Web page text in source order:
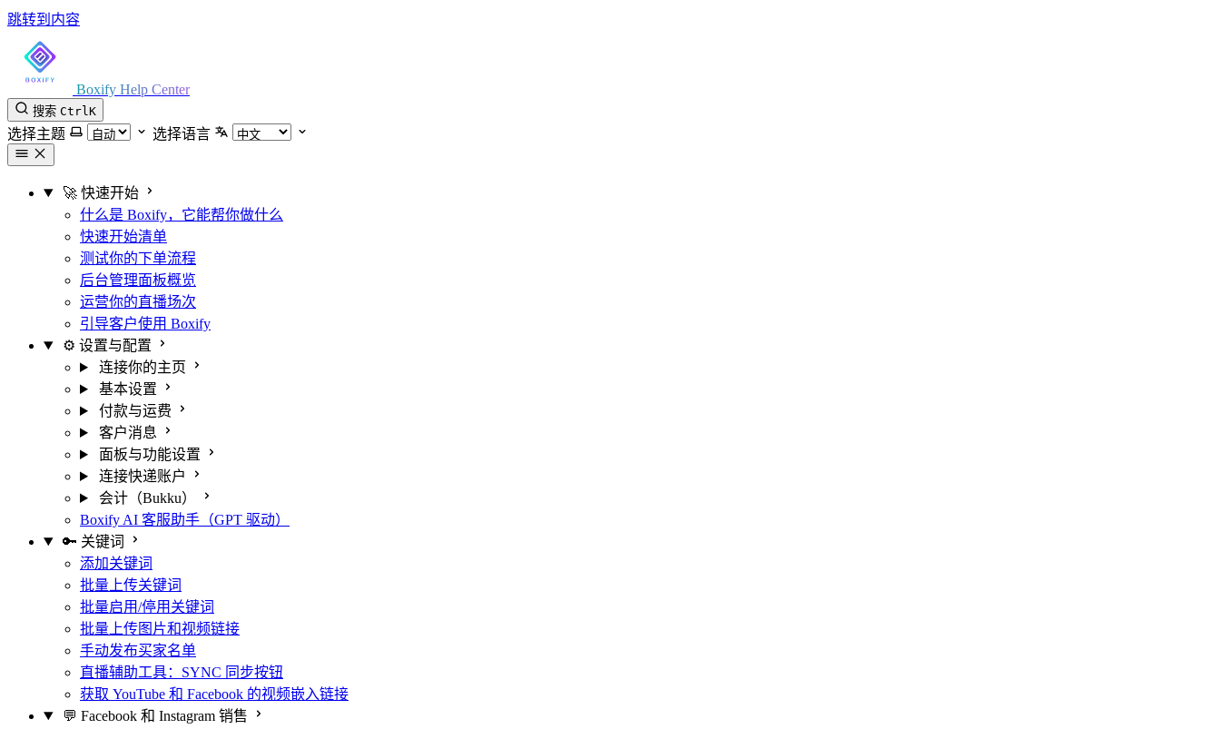
跳转到内容
Boxify Help Center
搜索 CtrlK
选择主题 选择语言
🚀 快速开始
什么是 Boxify，它能帮你做什么
快速开始清单
测试你的下单流程
后台管理面板概览
运营你的直播场次
引导客户使用 Boxify
⚙️ 设置与配置
连接你的主页
基本设置
付款与运费
客户消息
面板与功能设置
连接快递账户
会计（Bukku）
Boxify AI 客服助手（GPT 驱动）
🔑 关键词
添加关键词
批量上传关键词
批量启用/停用关键词
批量上传图片和视频链接
手动发布买家名单
直播辅助工具：SYNC 同步按钮
获取 YouTube 和 Facebook 的视频嵌入链接
💬 Facebook 和 Instagram 销售